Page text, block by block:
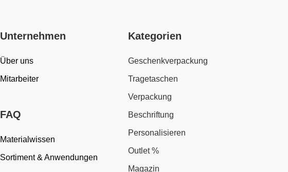
Unternehmen
Über uns
Mitarbeiter
FAQ
Materialwissen
Sortiment & Anwendungen
Kategorien
Geschenkverpackung
Tragetaschen
Verpackung
Beschriftung
Personalisieren
Outlet %
Magazin